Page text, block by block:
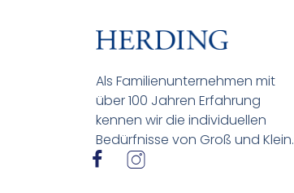
Als Familienunternehmen mit
über 100 Jahren Erfahrung
kennen wir die individuellen
Bedürfnisse von Groß und Klein.
I
I